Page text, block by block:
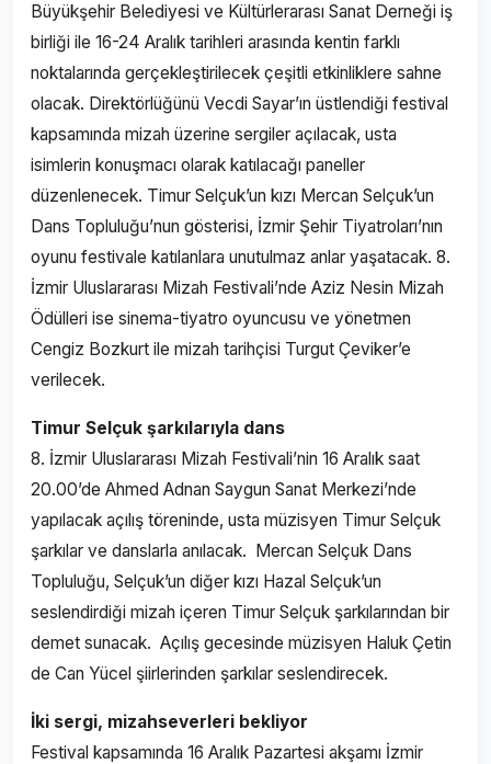
Büyükşehir Belediyesi ve Kültürlerarası Sanat Derneği iş
birliği ile 16-24 Aralık tarihleri arasında kentin farklı
noktalarında gerçekleştirilecek çeşitli etkinliklere sahne
olacak. Direktörlüğünü Vecdi Sayar’ın üstlendiği festival
kapsamında mizah üzerine sergiler açılacak, usta
isimlerin konuşmacı olarak katılacağı paneller
düzenlenecek. Timur Selçuk’un kızı Mercan Selçuk’un
Dans Topluluğu’nun gösterisi, İzmir Şehir Tiyatroları’nın
oyunu festivale katılanlara unutulmaz anlar yaşatacak. 8.
İzmir Uluslararası Mizah Festivali’nde Aziz Nesin Mizah
Ödülleri ise sinema-tiyatro oyuncusu ve yönetmen
Cengiz Bozkurt ile mizah tarihçisi Turgut Çeviker’e
verilecek.
Timur Selçuk şarkılarıyla dans
8. İzmir Uluslararası Mizah Festivali’nin 16 Aralık saat
20.00’de Ahmed Adnan Saygun Sanat Merkezi’nde
yapılacak açılış töreninde, usta müzisyen Timur Selçuk
şarkılar ve danslarla anılacak. Mercan Selçuk Dans
Topluluğu, Selçuk’un diğer kızı Hazal Selçuk’un
seslendirdiği mizah içeren Timur Selçuk şarkılarından bir
demet sunacak. Açılış gecesinde müzisyen Haluk Çetin
de Can Yücel şiirlerinden şarkılar seslendirecek.
İki sergi, mizahseverleri bekliyor
Festival kapsamında 16 Aralık Pazartesi akşamı İzmir